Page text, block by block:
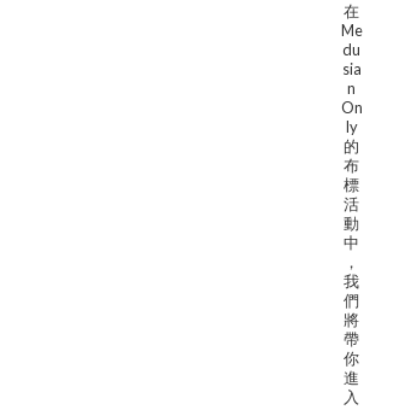
在
Me
du
sia
n
On
ly
的
布
標
活
動
中
，
我
們
將
帶
你
進
入